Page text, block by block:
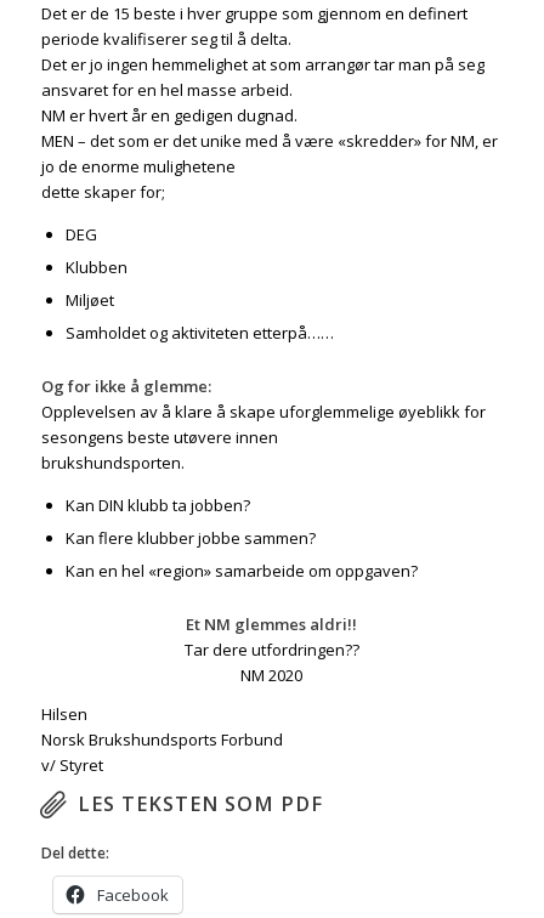
Det er de 15 beste i hver gruppe som gjennom en definert
periode kvalifiserer seg til å delta.
Det er jo ingen hemmelighet at som arrangør tar man på seg
ansvaret for en hel masse arbeid.
NM er hvert år en gedigen dugnad.
MEN – det som er det unike med å være «skredder» for NM, er
jo de enorme mulighetene
dette skaper for;
DEG
Klubben
Miljøet
Samholdet og aktiviteten etterpå……
Og for ikke å glemme:
Opplevelsen av å klare å skape uforglemmelige øyeblikk for
sesongens beste utøvere innen
brukshundsporten.
Kan DIN klubb ta jobben?
Kan flere klubber jobbe sammen?
Kan en hel «region» samarbeide om oppgaven?
Et NM glemmes aldri!!
Tar dere utfordringen??
NM 2020
Hilsen
Norsk Brukshundsports Forbund
v/ Styret
LES TEKSTEN SOM PDF
Del dette:
Facebook